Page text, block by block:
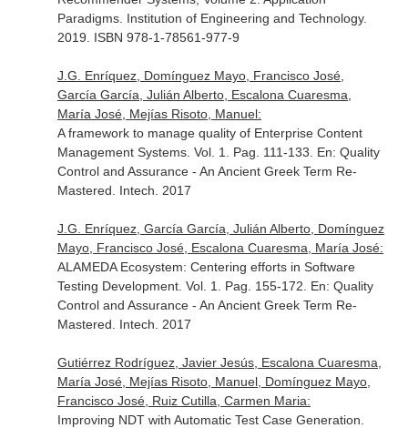
Paradigms. Institution of Engineering and Technology.
2019. ISBN 978-1-78561-977-9
J.G. Enríquez, Domínguez Mayo, Francisco José,
García García, Julián Alberto, Escalona Cuaresma,
María José, Mejías Risoto, Manuel:
A framework to manage quality of Enterprise Content
Management Systems. Vol. 1. Pag. 111-133. En: Quality
Control and Assurance - An Ancient Greek Term Re-
Mastered . Intech. 2017
J.G. Enríquez, García García, Julián Alberto, Domínguez
Mayo, Francisco José, Escalona Cuaresma, María José:
ALAMEDA Ecosystem: Centering efforts in Software
Testing Development. Vol. 1. Pag. 155-172. En: Quality
Control and Assurance - An Ancient Greek Term Re-
Mastered . Intech. 2017
Gutiérrez Rodríguez, Javier Jesús, Escalona Cuaresma,
María José, Mejías Risoto, Manuel, Domínguez Mayo,
Francisco José, Ruiz Cutilla, Carmen Maria:
Improving NDT with Automatic Test Case Generation.